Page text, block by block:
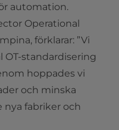
automation.
Operational
förklarar: ”Vi
OT-standardisering
hoppades vi
och minska
fabriker och